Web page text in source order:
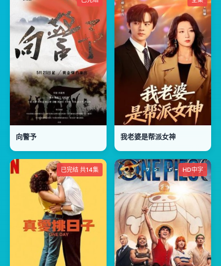
向警予 我老婆是帮派女神
已完结 共14集 HD中字